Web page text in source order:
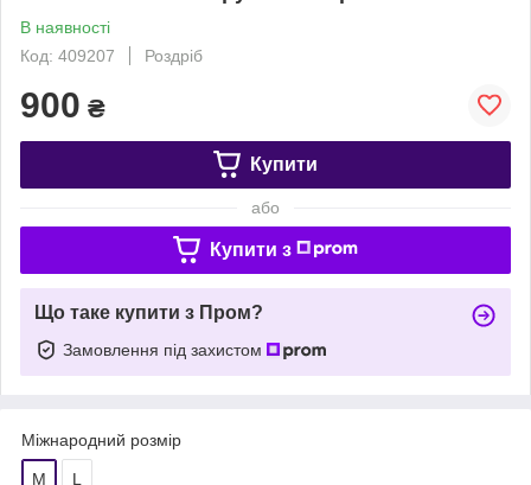
В наявності
Код: 409207
Роздріб
900 ₴
Купити
або
Купити з
Що таке купити з Пром?
Замовлення під захистом
Міжнародний розмір
M L